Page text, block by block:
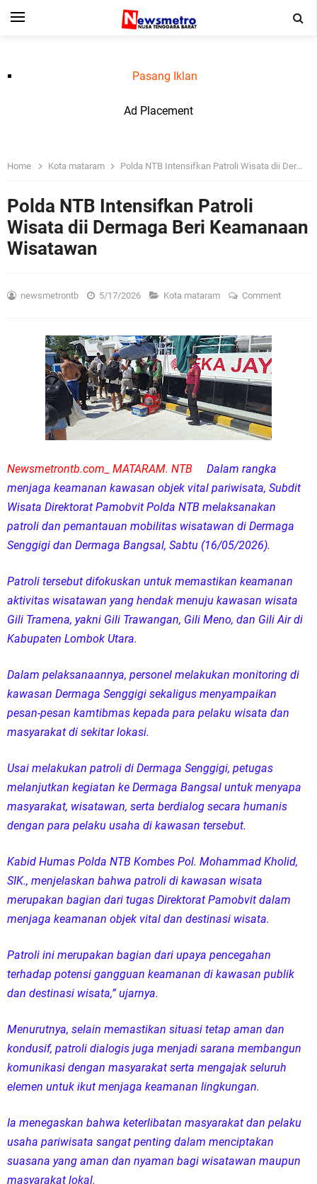
Pasang Iklan
Ad Placement
Home Kota mataram Polda NTB Intensifkan Patroli Wisata dii Dermaga Beri Keamanaan Wisatawan
Polda NTB Intensifkan Patroli
Wisata dii Dermaga Beri Keamanaan
Wisatawan
newsmetrontb 5/17/2026 Kota mataram Comment
Newsmetrontb.com_ MATARAM. NTB Dalam rangka
menjaga keamanan kawasan objek vital pariwisata, Subdit
Wisata Direktorat Pamobvit Polda NTB melaksanakan
patroli dan pemantauan mobilitas wisatawan di Dermaga
Senggigi dan Dermaga Bangsal, Sabtu (16/05/2026).
Patroli tersebut difokuskan untuk memastikan keamanan
aktivitas wisatawan yang hendak menuju kawasan wisata
Gili Tramena, yakni Gili Trawangan, Gili Meno, dan Gili Air di
Kabupaten Lombok Utara.
Dalam pelaksanaannya, personel melakukan monitoring di
kawasan Dermaga Senggigi sekaligus menyampaikan
pesan-pesan kamtibmas kepada para pelaku wisata dan
masyarakat di sekitar lokasi.
Usai melakukan patroli di Dermaga Senggigi, petugas
melanjutkan kegiatan ke Dermaga Bangsal untuk menyapa
masyarakat, wisatawan, serta berdialog secara humanis
dengan para pelaku usaha di kawasan tersebut.
Kabid Humas Polda NTB Kombes Pol. Mohammad Kholid,
SIK., menjelaskan bahwa patroli di kawasan wisata
merupakan bagian dari tugas Direktorat Pamobvit dalam
menjaga keamanan objek vital dan destinasi wisata.
Patroli ini merupakan bagian dari upaya pencegahan
terhadap potensi gangguan keamanan di kawasan publik
dan destinasi wisata,” ujarnya.
Menurutnya, selain memastikan situasi tetap aman dan
kondusif, patroli dialogis juga menjadi sarana membangun
komunikasi dengan masyarakat serta mengajak seluruh
elemen untuk ikut menjaga keamanan lingkungan.
Ia menegaskan bahwa keterlibatan masyarakat dan pelaku
usaha pariwisata sangat penting dalam menciptakan
suasana yang aman dan nyaman bagi wisatawan maupun
masyarakat lokal.